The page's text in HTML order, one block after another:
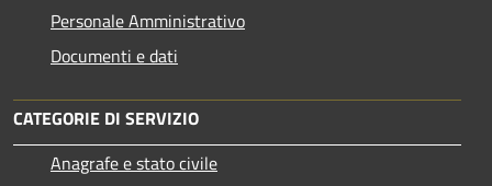
Personale Amministrativo
Documenti e dati
CATEGORIE DI SERVIZIO
Anagrafe e stato civile